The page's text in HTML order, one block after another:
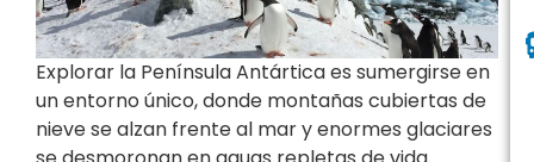
Explorar la Península Antártica es sumergirse en
un entorno único, donde montañas cubiertas de
nieve se alzan frente al mar y enormes glaciares